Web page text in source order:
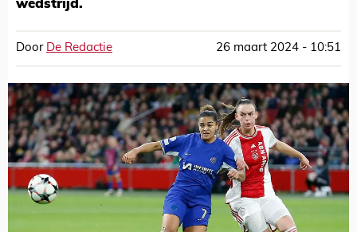
wedstrijd.
Door De Redactie 26 maart 2024 - 10:51